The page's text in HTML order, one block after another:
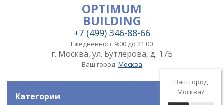
OPTIMUM
BUILDING
+7 (499) 346-88-66
Ежедневно: с 9:00 до 21:00
г. Москва, ул. Бутлерова, д. 17Б
Ваш город: Москва
Ваш город
Москва?
Категории